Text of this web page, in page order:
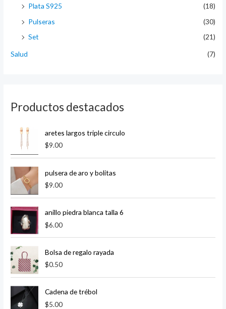
Plata S925
(18)
Pulseras
(30)
Set
(21)
Salud (7)
Productos destacados
aretes largos triple circulo
$9.00
pulsera de aro y bolitas
$9.00
anillo piedra blanca talla 6
$6.00
Bolsa de regalo rayada
$0.50
Cadena de trébol
$5.00